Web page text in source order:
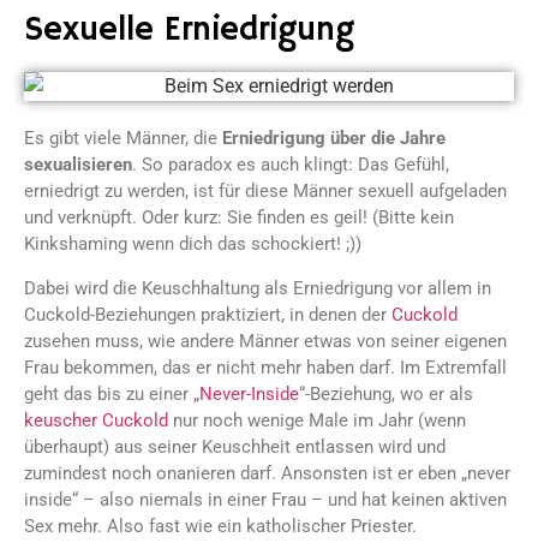
Sexuelle Erniedrigung
Es gibt viele Männer, die Erniedrigung über die Jahre
sexualisieren. So paradox es auch klingt: Das Gefühl,
erniedrigt zu werden, ist für diese Männer sexuell aufgeladen
und verknüpft. Oder kurz: Sie finden es geil! (Bitte kein
Kinkshaming wenn dich das schockiert! ;))
Dabei wird die Keuschhaltung als Erniedrigung vor allem in
Cuckold-Beziehungen praktiziert, in denen der Cuckold
zusehen muss, wie andere Männer etwas von seiner eigenen
Frau bekommen, das er nicht mehr haben darf. Im Extremfall
geht das bis zu einer „Never-Inside“-Beziehung, wo er als
keuscher Cuckold nur noch wenige Male im Jahr (wenn
überhaupt) aus seiner Keuschheit entlassen wird und
zumindest noch onanieren darf. Ansonsten ist er eben „never
inside“ – also niemals in einer Frau – und hat keinen aktiven
Sex mehr. Also fast wie ein katholischer Priester.